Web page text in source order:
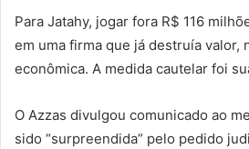
Para Jatahy, jogar fora R$ 116
em uma firma que já destruía valor,
econômica. A medida cautelar foi
O Azzas divulgou comunicado ao
sido “surpreendida” pelo pedido